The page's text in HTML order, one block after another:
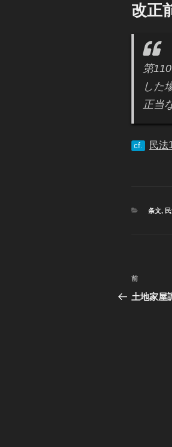
日:
改正
第
した
正当
cf. 民
カ
条文,
投
稿
過
去
前
土地家屋